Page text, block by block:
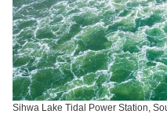
Sihwa Lake Tidal Power Station,